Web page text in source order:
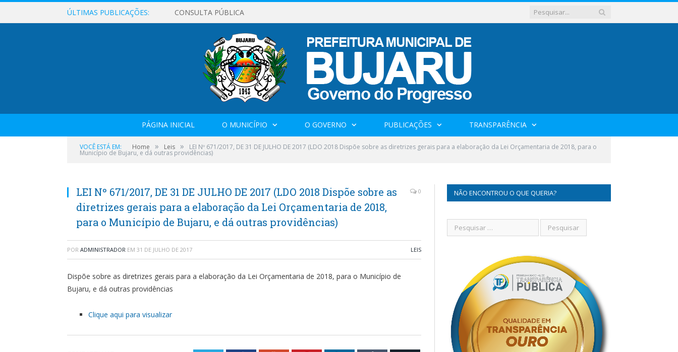
ÚLTIMAS PUBLICAÇÕES: CONSULTA PÚBLICA
PÁGINA INICIAL O MUNICÍPIO O GOVERNO PUBLICAÇÕES TRANSPARÊNCIA
VOCÊ ESTÁ EM: Home » Leis » LEI Nº 671/2017, DE 31 DE JULHO DE 2017 (LDO 2018 Dispõe sobre as diretrizes gerais para a elaboração da Lei Orçamentaria de 2018, para o
Município de Bujaru, e dá outras providências)
LEI Nº 671/2017, DE 31 DE JULHO DE 2017 (LDO 2018 Dispõe sobre as
diretrizes gerais para a elaboração da Lei Orçamentaria de 2018,
para o Município de Bujaru, e dá outras providências)
0
POR ADMINISTRADOR EM 31 DE JULHO DE 2017 LEIS
Dispõe sobre as diretrizes gerais para a elaboração da Lei Orçamentaria de 2018, para o Município de
Bujaru, e dá outras providências
Clique aqui para visualizar
NÃO ENCONTROU O QUE QUERIA?